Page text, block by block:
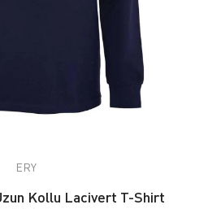
ERY
Kollu Lacivert T-Shirt